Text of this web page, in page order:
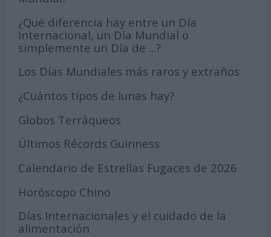
¿Qué diferencia hay entre un Día
Internacional, un Día Mundial o
simplemente un Día de ...?
Los Días Mundiales más raros y extraños
¿Cuántos tipos de lunas hay?
Globos Terráqueos
Últimos Récords Guinness
Calendario de Estrellas Fugaces de 2026
Horóscopo Chino
Días Internacionales y el cuidado de la
alimentación